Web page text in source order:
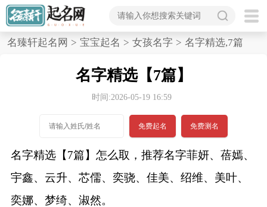
首
名
名臻轩起名网 > 宝宝起名 > 女孩名字 > 名字精选,7篇
名字精选【7篇】
时间:2026-05-19 16:59
免费起名 免费测名
名字精选【7篇】怎么取，推荐名字菲妍、蓓嫣、
宇鑫、云升、芯儒、奕骁、佳美、绍维、美叶、
奕娜、梦绮、淑然。